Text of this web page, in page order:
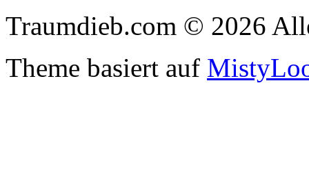
Traumdieb.com © 2026
Theme basiert auf